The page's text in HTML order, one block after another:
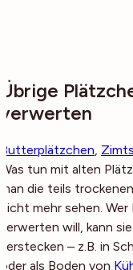
Übrige
verwerten
Butterplätzchen,
Was tun mit alten
man die teils
nicht mehr sehen.
verwerten will, kann
verstecken – z.B. in
oder als Boden von